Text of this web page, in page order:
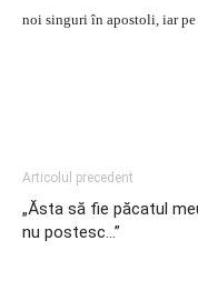
noi singuri în apostoli, iar
Articolul precedent
„Ăsta să fie păcatul
nu postesc…”